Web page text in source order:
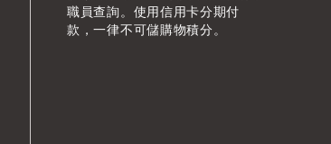
職員查詢。使用信用卡分期付
款，一律不可儲購物積分。